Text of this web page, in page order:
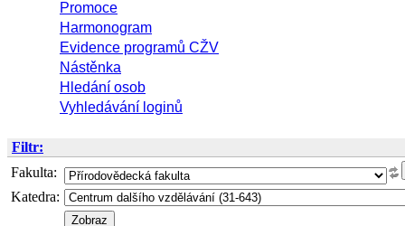
Promoce
Harmonogram
Evidence programů CŽV
Nástěnka
Hledání osob
Vyhledávání loginů
Filtr:
Fakulta:
Katedra: